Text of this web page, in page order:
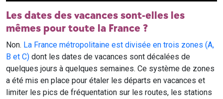
Les dates des vacances sont-elles les
mêmes pour toute la France ?
Non. La France métropolitaine est divisée en trois zones (A,
B et C) dont les dates de vacances sont décalées de
quelques jours à quelques semaines. Ce système de zones
a été mis en place pour étaler les départs en vacances et
limiter les pics de fréquentation sur les routes, les stations